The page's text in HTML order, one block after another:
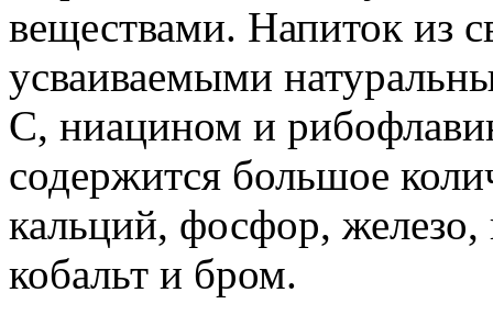
веществами. Напиток из
усваиваемыми
C, ниацином и
содержится большое
кальций, фосфор, железо,
кобальт и бром.